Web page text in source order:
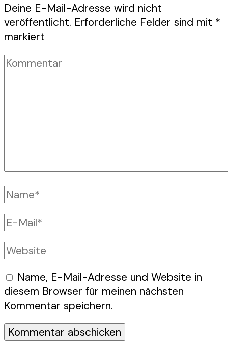
Deine E-Mail-Adresse wird nicht
veröffentlicht. Erforderliche Felder sind mit *
markiert
Kommentar
Vollständiger
Name
E-
Mail
Website
Name, E-Mail-Adresse und Website in
diesem Browser für meinen nächsten
Kommentar speichern.